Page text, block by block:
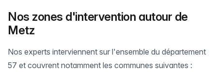
Nos zones d'intervention autour de
Metz
Nos experts interviennent sur l'ensemble du département
57 et couvrent notamment les communes suivantes :